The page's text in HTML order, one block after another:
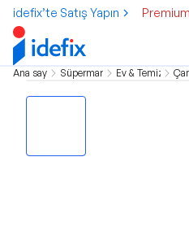
idefix’te Satış Yapın
Ana sayfa Süpermarket Ev & Temizlik